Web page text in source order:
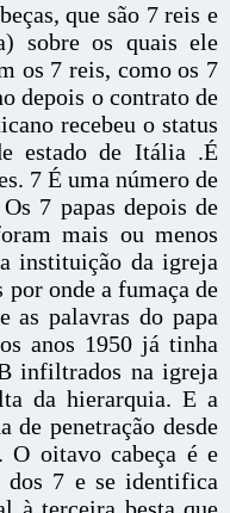
que são 7 reis e
sobre os quais ele
os 7 reis, como os 7
depois o contrato de
recebeu o status
estado de Itália .É
7 É uma número de
7 papas depois de
mais ou menos
instituição da igreja
por onde a fumaça de
as palavras do papa
anos 1950 já tinha
infiltrados na igreja
da hierarquia. E a
de penetração desde
O oitavo cabeça é e
dos 7 e se identifica